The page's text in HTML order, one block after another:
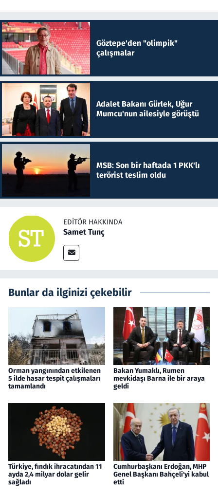
Göztepe'den "olimpik"
çalışmalar
Adalet Bakanı Gürlek, Uğur
Mumcu'nun ailesiyle görüştü
MSB: Son bir haftada 1 PKK'lı
terörist teslim oldu
EDITÖR HAKKINDA
Samet Tunç
Bunlar da ilginizi çekebilir
Orman yangınından etkilenen
5 ilde hasar tespit çalışmaları
tamamlandı
Bakan Yumaklı, Rumen
mevkidaşı Barna ile bir araya
geldi
Türkiye, fındık ihracatından 11
ayda 2,4 milyar dolar gelir
sağladı
Cumhurbaşkanı Erdoğan, MHP
Genel Başkanı Bahçeli'yi kabul
etti